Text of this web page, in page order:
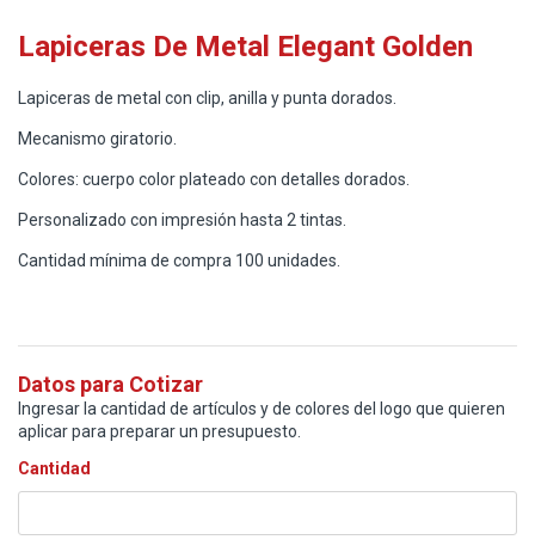
Lapiceras De Metal Elegant Golden
Lapiceras de metal con clip, anilla y punta dorados.
Mecanismo giratorio.
Colores: cuerpo color plateado con detalles dorados.
Personalizado con impresión hasta 2 tintas.
Cantidad mínima de compra 100 unidades.
Datos para Cotizar
Ingresar la cantidad de artículos y de colores del logo que quieren
aplicar para preparar un presupuesto.
Cantidad